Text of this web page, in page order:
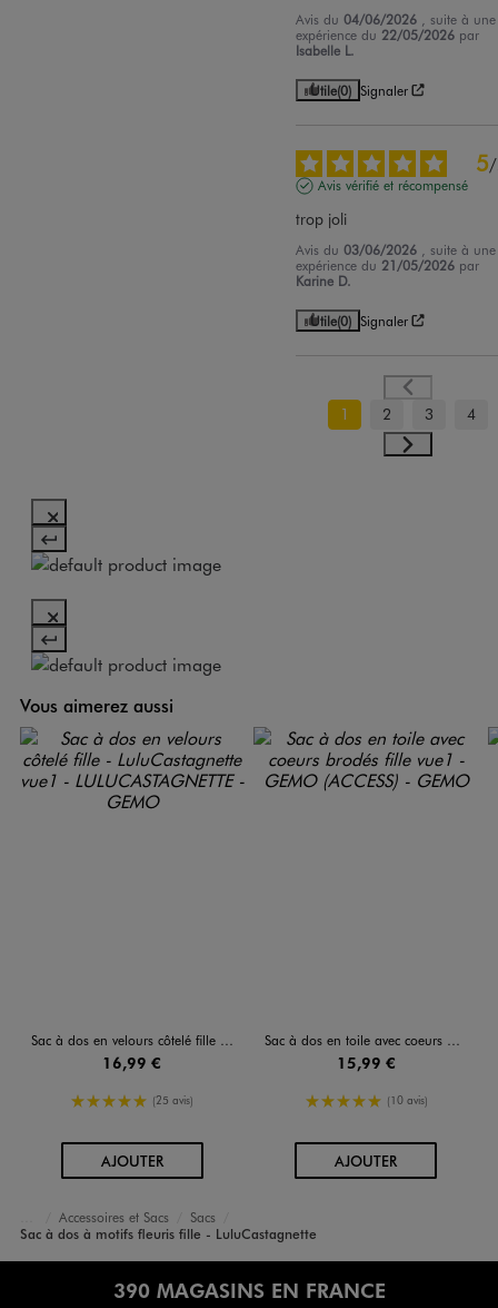
Avis du04/06/2026
, suite à une
expérience du 22/05/2026 par
Isabelle L.
Utile(0) Signaler
5/
Avis vérifié et récompensé
trop joli
Avis du03/06/2026
, suite à une
expérience du 21/05/2026 par
Karine D.
Utile(0) Signaler
1 2 3 4
Vous aimerez aussi
Sac à dos en velours côtelé fille - LuluCastagnette
16,99 €
5/5 de moyenne
(25 avis)
AJOUTERAU PANIER
Sac à dos en toile avec coeurs brodés fille
15,99 €
5/5 de moyenne
(10 avis)
AJOUTERAU PANIER
Accueil
Fille
Accessoires et Sacs
Sacs
Sac à dos à motifs fleuris fille - LuluCastagnette
390 MAGASINS EN FRANCE